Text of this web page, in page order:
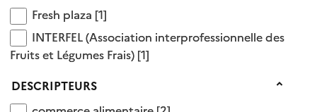
Fresh plaza
Fresh plaza [1]
INTERFEL (Association interprofessionnelle des
INTERFEL (Association interprofessionnelle des
Fruits et Légumes Frais) [1]
Descripteurs
DESCRIPTEURS
Descripteurs OnisepDoc
agroalimentaire>spécialité agroalimentaire>
industrie des fruits et légumes